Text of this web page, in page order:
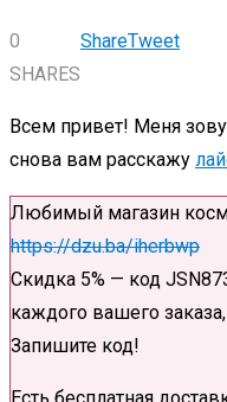
0
SHARES
ShareTweet
Всем привет! Меня
снова вам расскажу
Любимый магазин
https://dzu.ba/iherbwp
Скидка 5% — код
каждого вашего
Запишите код!
Есть бесплатная